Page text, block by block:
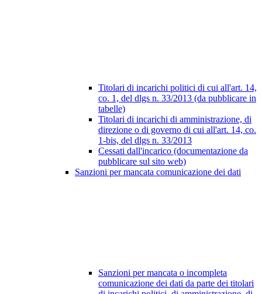
Titolari di incarichi politici di cui all'art. 14,
co. 1, del dlgs n. 33/2013 (da pubblicare in
tabelle)
Titolari di incarichi di amministrazione, di
direzione o di governo di cui all'art. 14, co.
1-bis, del dlgs n. 33/2013
Cessati dall'incarico (documentazione da
pubblicare sul sito web)
Sanzioni per mancata comunicazione dei dati
Sanzioni per mancata o incompleta
comunicazione dei dati da parte dei titolari